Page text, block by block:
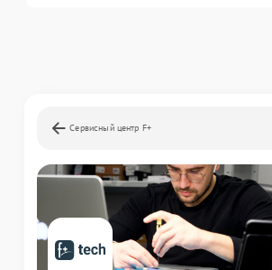
Сервисный центр F+